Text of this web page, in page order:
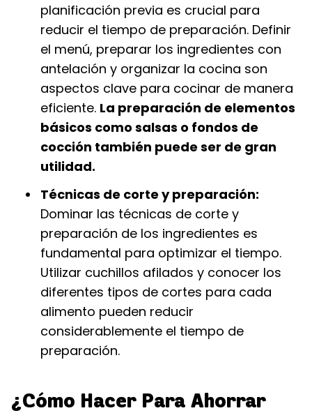
planificación previa es crucial para
reducir el tiempo de preparación. Definir
el menú, preparar los ingredientes con
antelación y organizar la cocina son
aspectos clave para cocinar de manera
eficiente. La preparación de elementos
básicos como salsas o fondos de
cocción también puede ser de gran
utilidad.
Técnicas de corte y preparación:
Dominar las técnicas de corte y
preparación de los ingredientes es
fundamental para optimizar el tiempo.
Utilizar cuchillos afilados y conocer los
diferentes tipos de cortes para cada
alimento pueden reducir
considerablemente el tiempo de
preparación.
¿Cómo Hacer Para Ahorrar